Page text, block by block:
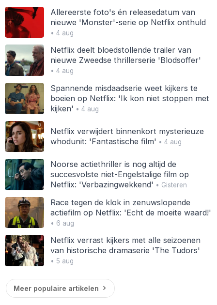
Allereerste foto's én releasedatum van
nieuwe 'Monster'-serie op Netflix onthuld
• 4 aug
Netflix deelt bloedstollende trailer van
nieuwe Zweedse thrillerserie 'Blodsoffer'
• 4 aug
Spannende misdaadserie weet kijkers te
boeien op Netflix: 'Ik kon niet stoppen met
kijken' • 4 aug
Netflix verwijdert binnenkort mysterieuze
whodunit: 'Fantastische film' • 4 aug
Noorse actiethriller is nog altijd de
succesvolste niet-Engelstalige film op
Netflix: 'Verbazingwekkend' • Gisteren
Race tegen de klok in zenuwslopende
actiefilm op Netflix: 'Echt de moeite waard!'
• 6 aug
Netflix verrast kijkers met alle seizoenen
van historische dramaserie 'The Tudors'
• 5 aug
Meer populaire artikelen